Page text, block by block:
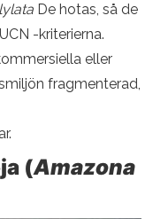
De hotas, så de
-kriterierna.
eller
fragmenterad,
(Amazona